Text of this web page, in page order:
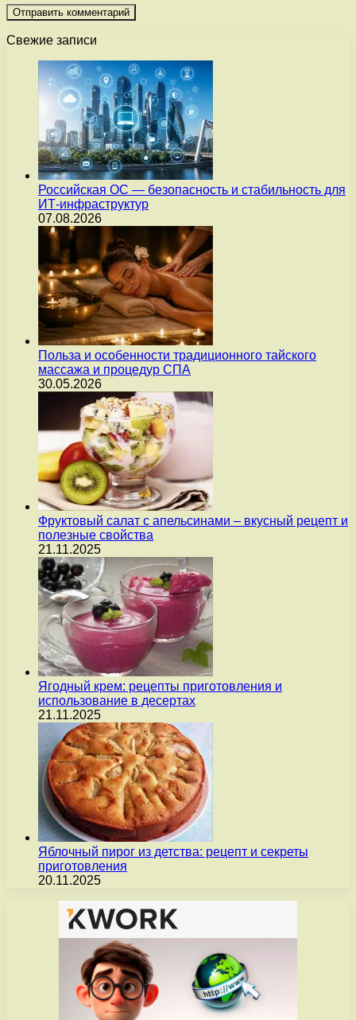
Свежие записи
Российская ОС — безопасность и стабильность для
ИТ-инфраструктур
07.08.2026
Польза и особенности традиционного тайского
массажа и процедур СПА
30.05.2026
Фруктовый салат с апельсинами – вкусный рецепт и
полезные свойства
21.11.2025
Ягодный крем: рецепты приготовления и
использование в десертах
21.11.2025
Яблочный пирог из детства: рецепт и секреты
приготовления
20.11.2025